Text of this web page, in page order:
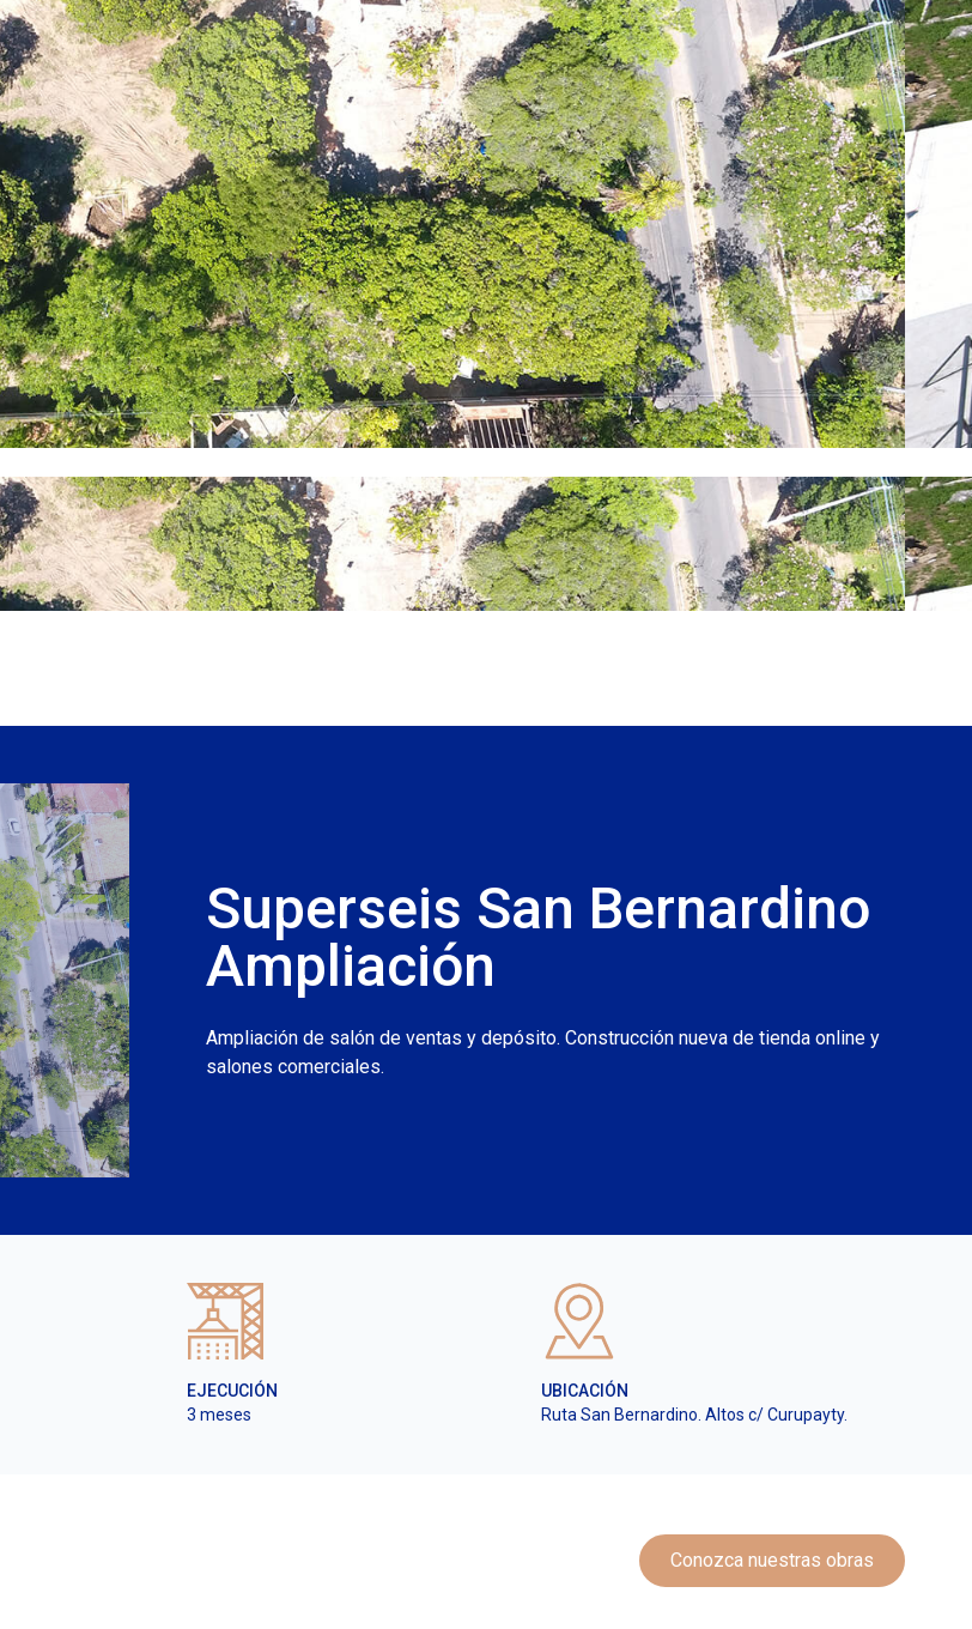
Superseis San Bernardino
Ampliación
Ampliación de salón de ventas y depósito. Construcción nueva de tienda online y
salones comerciales.
EJECUCIÓN
3 meses
UBICACIÓN
Ruta San Bernardino. Altos c/ Curupayty.
Conozca nuestras obras